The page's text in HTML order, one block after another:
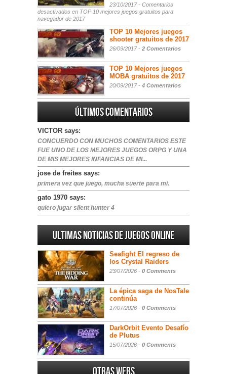
23/10/2017 - Comentarios
desactivados en TOP 10 mejores juegos gratuitos para
navegador de 2017
TOP 10 Mejores juegos
shooter gratuitos de 2017
26/09/2017 - 2 Comentarios
TOP 10 Mejores juegos
MOBA gratuitos de 2017
20/09/2017 - 4 Comentarios
Últimos comentarios
VICTOR says:
CONCUERDO CON MUCHOS COMENTARIOS ESTE
FUE UNO DE LOS MEJORES JUEGOS ORPG Y UNA
DE MIS MEJORES INFANCIAS DE MI...
jose de freites says:
primera vez que juego, mucha suerte para mi.
gato 1970 says:
quiero jugar silent hunter 4
Ultimas noticias de juegos online
Seafight El regreso de
los Crystal Raiders
23/07/2026 - 0 Comments
La épica saga de NosTale
continúa
17/07/2026 - 0 Comments
DarkOrbit Evento Desafío
de Plutus
15/07/2026 - 0 Comments